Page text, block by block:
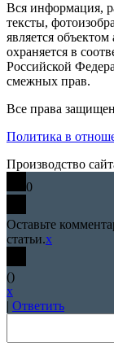
Вся информация,
тексты,
является
охраняется в
Российской
смежных прав.
Все права
Политика в
Производство
0
Оставьте
статьи.x
()
x
| Ответить